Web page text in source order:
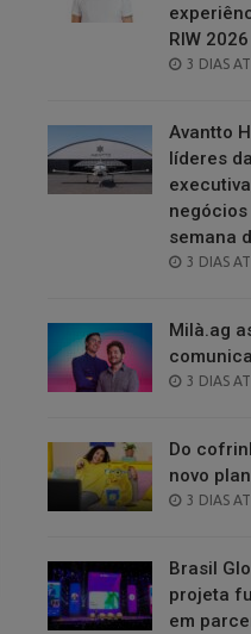
RIW 2026
POSTED
3 DIAS
Avantto
líderes
semana
POSTED
3 DIAS
Milà.ag
POSTED
3 DIAS
Do
novo
POSTED
3 DIAS
Brasil
projeta
em